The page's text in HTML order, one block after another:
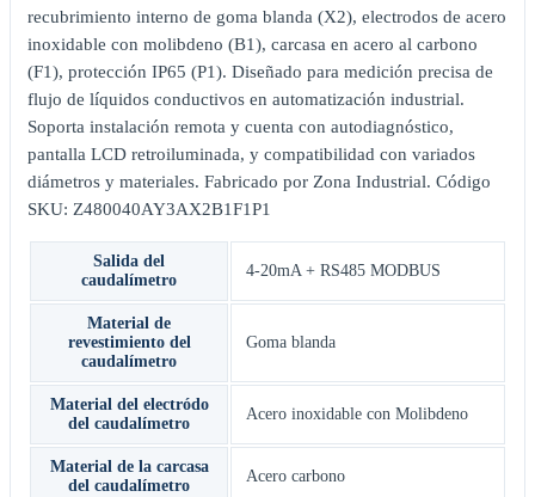
recubrimiento interno de goma blanda (X2), electrodos de acero
inoxidable con molibdeno (B1), carcasa en acero al carbono
(F1), protección IP65 (P1). Diseñado para medición precisa de
flujo de líquidos conductivos en automatización industrial.
Soporta instalación remota y cuenta con autodiagnóstico,
pantalla LCD retroiluminada, y compatibilidad con variados
diámetros y materiales. Fabricado por Zona Industrial. Código
SKU: Z480040AY3AX2B1F1P1
Salida del
caudalímetro
4-20mA + RS485 MODBUS
Material de
revestimiento del
caudalímetro
Goma blanda
Material del electródo
del caudalímetro
Acero inoxidable con Molibdeno
Material de la carcasa
del caudalímetro
Acero carbono